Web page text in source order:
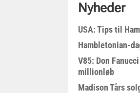
Nyheder
USA: Tips til
Hambletonian-
V85: Don
millionløb
Madison Tårs